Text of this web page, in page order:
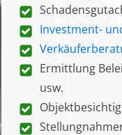
Investment-
Ermittlung
usw.